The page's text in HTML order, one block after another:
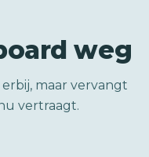
weg
maar vervangt
vertraagt.